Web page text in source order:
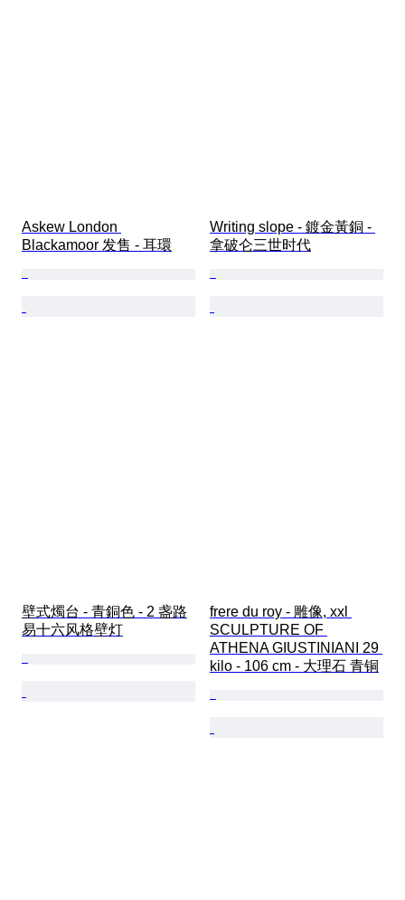
Askew London
Blackamoor 发售 - 耳環
Writing slope - 鍍金黃銅 -
拿破仑三世时代
壁式燭台 - 青銅色 - 2 盏路
易十六风格壁灯
frere du roy - 雕像, xxl
SCULPTURE OF
ATHENA GIUSTINIANI 29
kilo - 106 cm - 大理石 青铜